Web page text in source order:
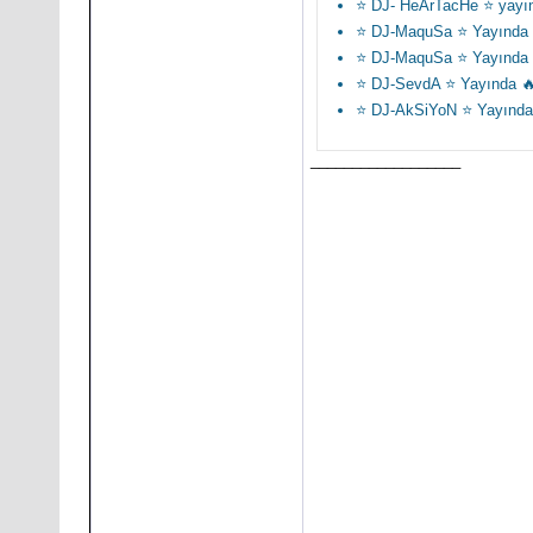
⭐ DJ- HeArTacHe ⭐
⭐ DJ-MaquSa ⭐ Yayında
⭐ DJ-MaquSa ⭐ Yayında
⭐ DJ-SevdA ⭐ Yayında 🔥
⭐ DJ-AkSiYoN ⭐